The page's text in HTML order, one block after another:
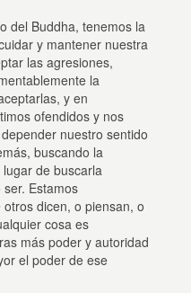
del Buddha, tenemos la
y mantener nuestra
las agresiones,
la
y en
ofendidos y nos
nuestro sentido
buscando la
de buscarla
Estamos
dicen, o piensan, o
cosa es
más poder y autoridad
el poder de ese